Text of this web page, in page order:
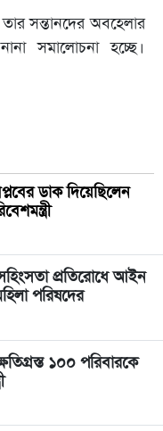
সন্তানদের অবহেলার
সমালোচনা হচ্ছে।
ডাক দিয়েছিলেন
প্রতিরোধে আইন
পরিষদের
১০০ পরিবারকে